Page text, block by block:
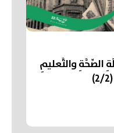
الصِّحَّةِ والتَّعليمِ